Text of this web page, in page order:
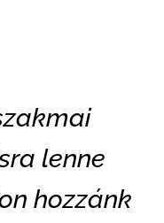
lenne
hozzánk